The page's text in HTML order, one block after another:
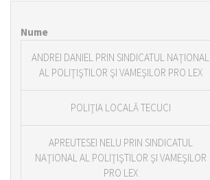
Nume
ANDREI DANIEL PRIN SINDICATUL NAŢIONAL
AL POLIŢIŞTILOR ŞI VAMEŞILOR PRO LEX
POLIŢIA LOCALĂ TECUCI
APREUTESEI NELU PRIN SINDICATUL
NAŢIONAL AL POLIŢIŞTILOR ŞI VAMEŞILOR
PRO LEX